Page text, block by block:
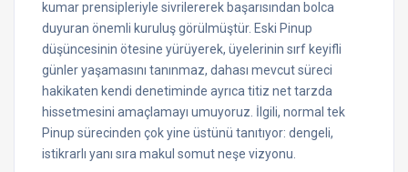
kumar prensipleriyle sivrilererek başarısından bolca
duyuran önemli kuruluş görülmüştür. Eski Pinup
düşüncesinin ötesine yürüyerek, üyelerinin sırf keyifli
günler yaşamasını tanınmaz, dahası mevcut süreci
hakikaten kendi denetiminde ayrıca titiz net tarzda
hissetmesini amaçlamayı umuyoruz. İlgili, normal tek
Pinup sürecinden çok yine üstünü tanıtıyor: dengeli,
istikrarlı yanı sıra makul somut neşe vizyonu.